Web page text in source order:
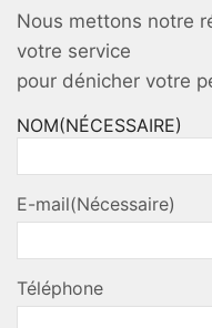
Nous mettons notre
votre service
pour dénicher votre
NOM(NÉCESSAIRE)
E-mail(Nécessaire)
Téléphone